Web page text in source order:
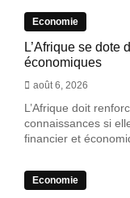
Economie
L’Afrique se dote
économiques
août 6, 2026
L’Afrique doit
connaissances si
financier et
Economie